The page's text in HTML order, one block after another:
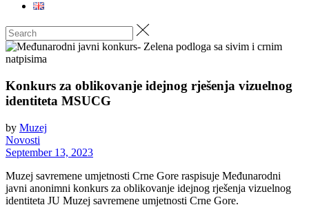
Konkurs za oblikovanje idejnog rješenja vizuelnog
identiteta MSUCG
by Muzej
Novosti
September 13, 2023
Muzej savremene umjetnosti Crne Gore raspisuje Međunarodni
javni anonimni konkurs za oblikovanje idejnog rješenja vizuelnog
identiteta JU Muzej savremene umjetnosti Crne Gore.